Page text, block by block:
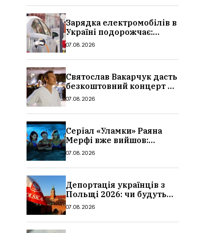
суми, розмір
Зарядка електромобілів в
Україні подорожчає:
причина і нові ціни з
07.08.2026
Святослав Вакарчук дасть
безкоштовний концерт у
Львові: дата і місце
07.08.2026
Серіал «Уламки» Раяна
Мерфі вже вийшов:
сюжет, актори та всі
07.08.2026
Депортація українців з
Польщі 2026: чи будуть
висилати українських
07.08.2026